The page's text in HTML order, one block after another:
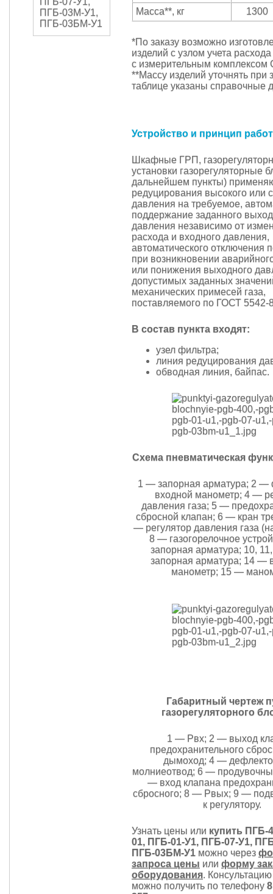
Масса**, кг
1300
*По заказу возможно
изделий с узлом учета расхода
с измерительным комплексом
**Массу изделий уточнять при
таблице указаны справочные
Устройство и принцип
Шкафные ГРП,
установки газорегуляторные
дальнейшем пункты)
редуцирования высокого или
давления на требуемое,
поддержание заданного
давления независимо от
расхода и входного давления,
автоматического отключения
при возникновении
или понижения выходного
допустимых заданных
механических примесей газа,
поставляемого по ГОСТ 5542-
В состав пункта входят:
узел фильтра;
линия редуцирования
обводная линия, байпас.
Схема пневматическая
1 — запорная арматура; 2 —
входной манометр; 4 —
давления газа; 5 —
сбросной клапан; 6 — кран
— регулятор давления газа
8 — газогорелочное
запорная арматура; 10,
запорная арматура; 14 —
манометр; 15 —
Габаритный чертеж
газорегуляторного
1 — Рвх; 2 — выход
предохранительного
дымоход; 4 —
молниеотвод; 6 —
— вход клапана
сбросного; 8 — Рвых; 9 —
к регулятору.
Узнать цены или купить ПГБ-
01, ПГБ-01-У1, ПГБ-07-У1,
ПГБ-03БМ-У1 можно через
запроса цены или форму
оборудования.
можно получить по телефону